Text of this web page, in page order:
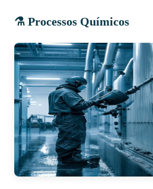
⚗️ Processos Químicos